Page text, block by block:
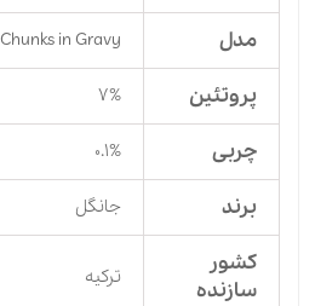
مدل Chunks in Gravy
پروتئین ۷%
چربی ۰.۱%
برند جانگل
کشور
سازنده
ترکیه